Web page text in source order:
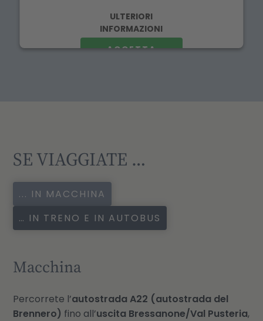
ULTERIORI
INFORMAZIONI
ACCETTA
SE VIAGGIATE …
... IN MACCHINA
… IN TRENO E IN AUTOBUS
Macchina
Percorrete l’autostrada A22 (autostrada del
Brennero) fino all’uscita Bressanone/Val Pusteria,